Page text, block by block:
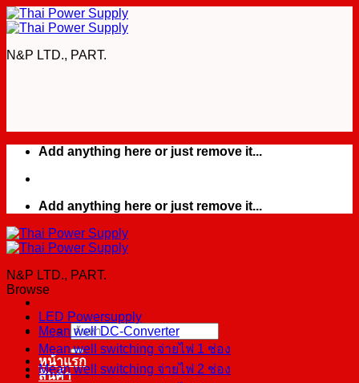
Skip
to
N&P LTD., PART.
Add anything here or just remove it...
Add anything here or just remove it...
N&P LTD., PART.
ค้นหา:
หน้าแรก
สินค้า
Browse
LED Powersupply
Mean well DC-Converter
Mean well switching จ่ายไฟ 1 ช่อง
Mean well switching จ่ายไฟ 2 ช่อง